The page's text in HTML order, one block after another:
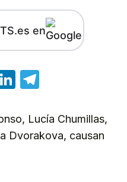
en
LinkedIn
Lucía Chumillas,
Dvorakova, causan